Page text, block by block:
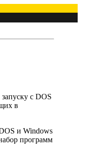
с DOS
в
и Windows
программ